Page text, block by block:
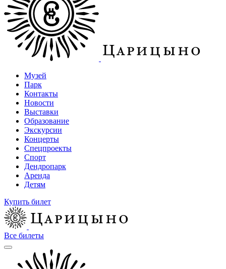
Музей
Парк
Контакты
Новости
Выставки
Образование
Экскурсии
Концерты
Спецпроекты
Спорт
Дендропарк
Аренда
Детям
Купить билет
Все билеты